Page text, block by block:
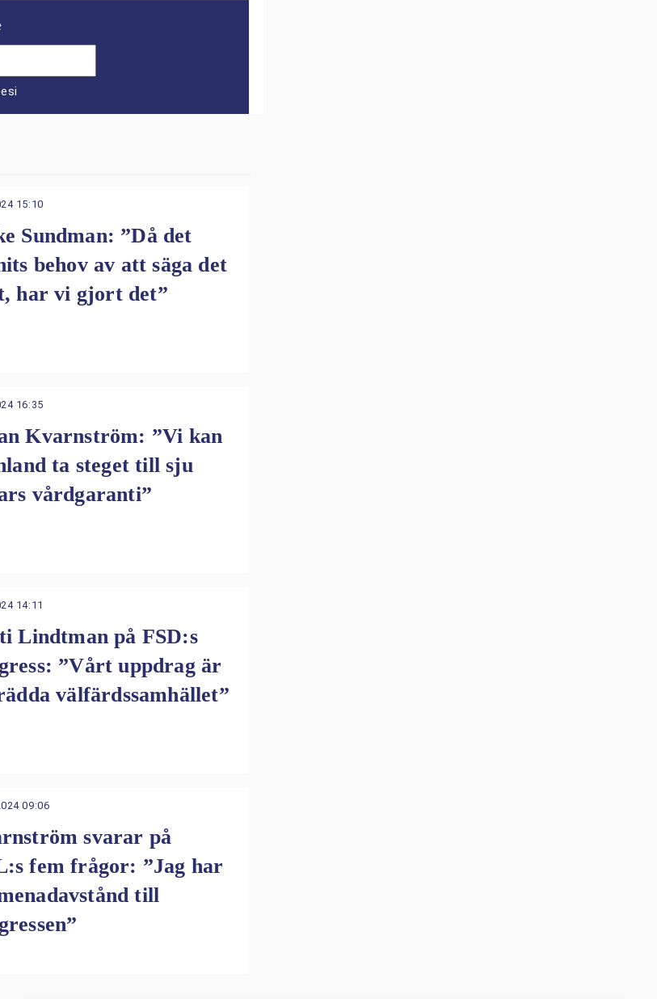
15:10
Sundman: ”Då det
behov av att säga det
har vi gjort det”
16:35
Kvarnström: ”Vi kan
ta steget till sju
vårdgaranti”
14:11
Lindtman på FSD:s
”Vårt uppdrag är
välfärdssamhället”
09:06
svarar på
fem frågor: ”Jag har
till